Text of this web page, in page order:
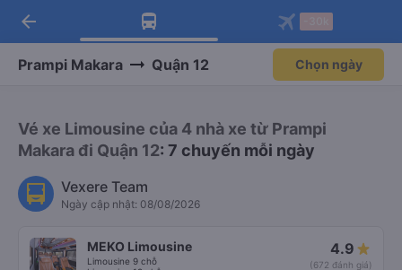
Tải app Vexere ngay!
Nhận ưu đãi thành viên độc
Mở app
Tải app Vexere
-30k/ghế khi đặt vé máy bay qua
Mở app
arrow_back
Prampi Makara Quận 12 Chọn ngày
Vé xe Limousine của 4 nhà xe từ Prampi
Makara đi Quận 12: 7 chuyến mỗi ngày
Vexere Team
Ngày cập nhật: 08/08/2026
MEKO Limousine
Limousine 9 chỗ
4.9
(672 đánh giá)